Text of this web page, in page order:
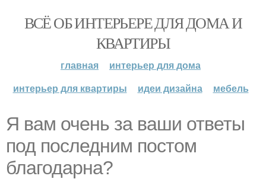
ВСЁ ОБ ИНТЕРЬЕРЕ ДЛЯ ДОМА И
КВАРТИРЫ
главная
интерьер для дома
интерьер для квартиры
идеи дизайна мебель
Я вам очень за ваши ответы
под последним постом
благодарна?